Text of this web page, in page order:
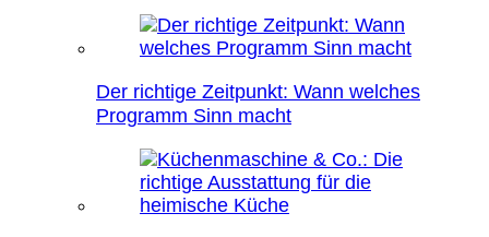
Der richtige Zeitpunkt: Wann welches
Programm Sinn macht